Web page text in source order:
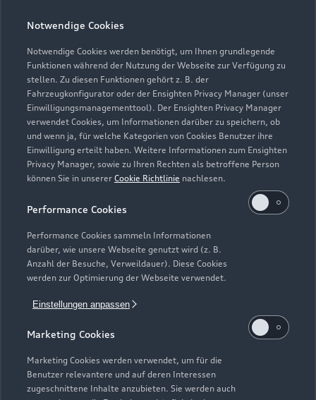
Notwendige Cookies
Notwendige Cookies werden benötigt, um Ihnen grundlegende
Funktionen während der Nutzung der Webseite zur Verfügung zu
stellen. Zu diesen Funktionen gehört z. B. der
Fahrzeugkonfigurator oder der Ensighten Privacy Manager (unser
Einwilligungsmanagementtool). Der Ensighten Privacy Manager
verwendet Cookies, um Informationen darüber zu speichern, ob
und wenn ja, für welche Kategorien von Cookies Benutzer ihre
Einwilligung erteilt haben. Weitere Informationen zum Ensighten
Privacy Manager, sowie zu Ihren Rechten als betroffene Person
können Sie in unserer Cookie Richtlinie nachlesen.
Performance Cookies
Performance Cookies sammeln Informationen
darüber, wie unsere Webseite genutzt wird (z. B.
Anzahl der Besuche, Verweildauer). Diese Cookies
werden zur Optimierung der Webseite verwendet.
Einstellungen anpassen
Marketing Cookies
Marketing Cookies werden verwendet, um für die
Benutzer relevantere und auf deren Interessen
zugeschnittene Inhalte anzubieten. Sie werden auch
Teile- & Zubehörverkauf
Geöffnet bis21:00
Zurück nach oben
Modelle
Elektromodelle
Plug-in-Hybride
Neuwagensuche
Gebrauchtwagensuche
Geschäftskunden
Service & Zubehör
Saisonale Angebote
Audi Services
Garantie
Audi digital services
myAudi
Support
Audi Code
Über Audi
Unternehmen
Karriere